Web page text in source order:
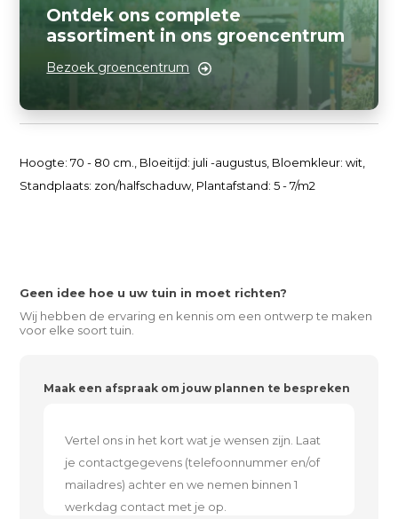
Ontdek ons complete
assortiment in ons groencentrum
Bezoek groencentrum
Hoogte: 70 - 80 cm., Bloeitijd: juli -augustus, Bloemkleur: wit,
Standplaats: zon/halfschaduw, Plantafstand: 5 - 7/m2
Geen idee hoe u uw tuin in moet richten?
Wij hebben de ervaring en kennis om een ontwerp te maken
voor elke soort tuin.
Maak een afspraak om jouw plannen te bespreken